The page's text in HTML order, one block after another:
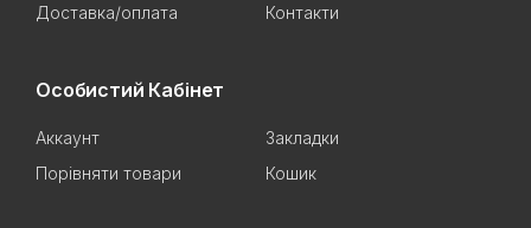
Доставка/оплата
Контакти
Особистий Кабінет
Аккаунт
Закладки
Порівняти товари
Кошик